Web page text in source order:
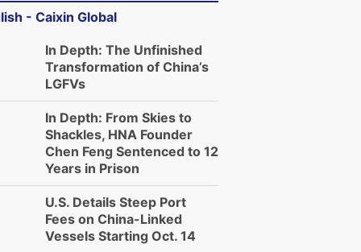
- Caixin Global
In Depth: The Unfinished
Transformation of China’s
LGFVs
In Depth: From Skies to
Shackles, HNA Founder
Chen Feng Sentenced to 12
Years in Prison
U.S. Details Steep Port
Fees on China-Linked
Vessels Starting Oct. 14